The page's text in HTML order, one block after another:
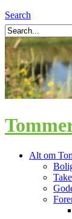
Search
Alt om